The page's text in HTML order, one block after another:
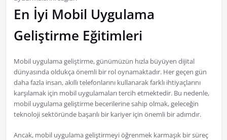
En İyi Mobil Uygulama
Geliştirme Eğitimleri
Mobil uygulama geliştirme, günümüzün hızla büyüyen dijital
dünyasında oldukça önemli bir rol oynamaktadır. Her geçen gün
daha fazla insan, akıllı telefonlarını kullanarak farklı ihtiyaçlarını
karşılamak için mobil uygulamaları tercih etmektedir. Bu nedenle,
mobil uygulama geliştirme becerilerine sahip olmak, geleceğin
teknoloji sektöründe başarılı bir kariyer için önemli bir adımdır.
Ancak, mobil uygulama geliştirmeyi öğrenmek karmaşık bir süreç